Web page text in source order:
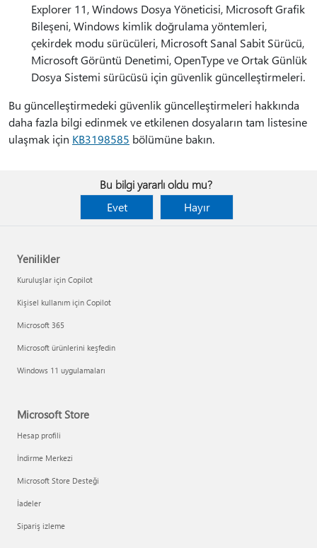
Explorer 11, Windows Dosya Yöneticisi, Microsoft Grafik
Bileşeni, Windows kimlik doğrulama yöntemleri,
çekirdek modu sürücüleri, Microsoft Sanal Sabit Sürücü,
Microsoft Görüntü Denetimi, OpenType ve Ortak Günlük
Dosya Sistemi sürücüsü için güvenlik güncelleştirmeleri.
Bu güncelleştirmedeki güvenlik güncelleştirmeleri hakkında
daha fazla bilgi edinmek ve etkilenen dosyaların tam listesine
ulaşmak için KB3198585 bölümüne bakın.
Bu bilgi yararlı oldu mu?
Evet
Hayır
Yenilikler
Kuruluşlar için Copilot
Kişisel kullanım için Copilot
Microsoft 365
Microsoft ürünlerini keşfedin
Windows 11 uygulamaları
Microsoft Store
Hesap profili
İndirme Merkezi
Microsoft Store Desteği
İadeler
Sipariş izleme